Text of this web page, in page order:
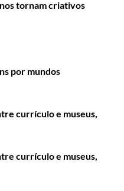
tornam criativos
por mundos
currículo e museus,
currículo e museus,